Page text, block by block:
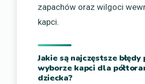
zapachów oraz wilgoci
kapci.
Jakie są najczęstsze błędy
wyborze kapci dla
dziecka?